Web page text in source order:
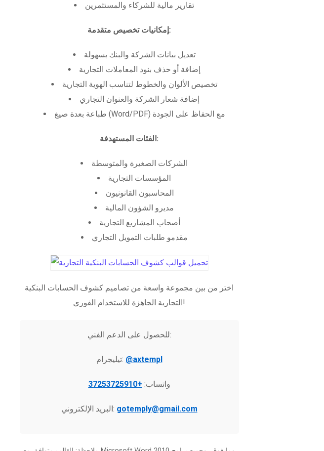
تقارير مالية للشركاء والمستثمرين
إمكانيات تخصيص متقدمة:
تعديل بيانات الشركة والبنك بسهولة
إضافة أو حذف بنود المعاملات التجارية
تخصيص الألوان والخطوط لتناسب الهوية التجارية
إضافة شعار الشركة والعنوان التجاري
طباعة بعدة صيغ (Word/PDF) مع الحفاظ على الجودة
الفئات المستهدفة:
الشركات الصغيرة والمتوسطة
المؤسسات التجارية
المحاسبون القانونيون
مديرو الشؤون المالية
أصحاب المشاريع التجارية
مقدمو طلبات التمويل التجاري
اختر من بين مجموعة واسعة من تصاميم كشوف الحسابات البنكية
التجارية الجاهزة للاستخدام الفوري!
للحصول على الدعم الفني:
تيليجرام: @axtempl
واتساب: +37253725910
البريد الإلكتروني: gotemply@gmail.com